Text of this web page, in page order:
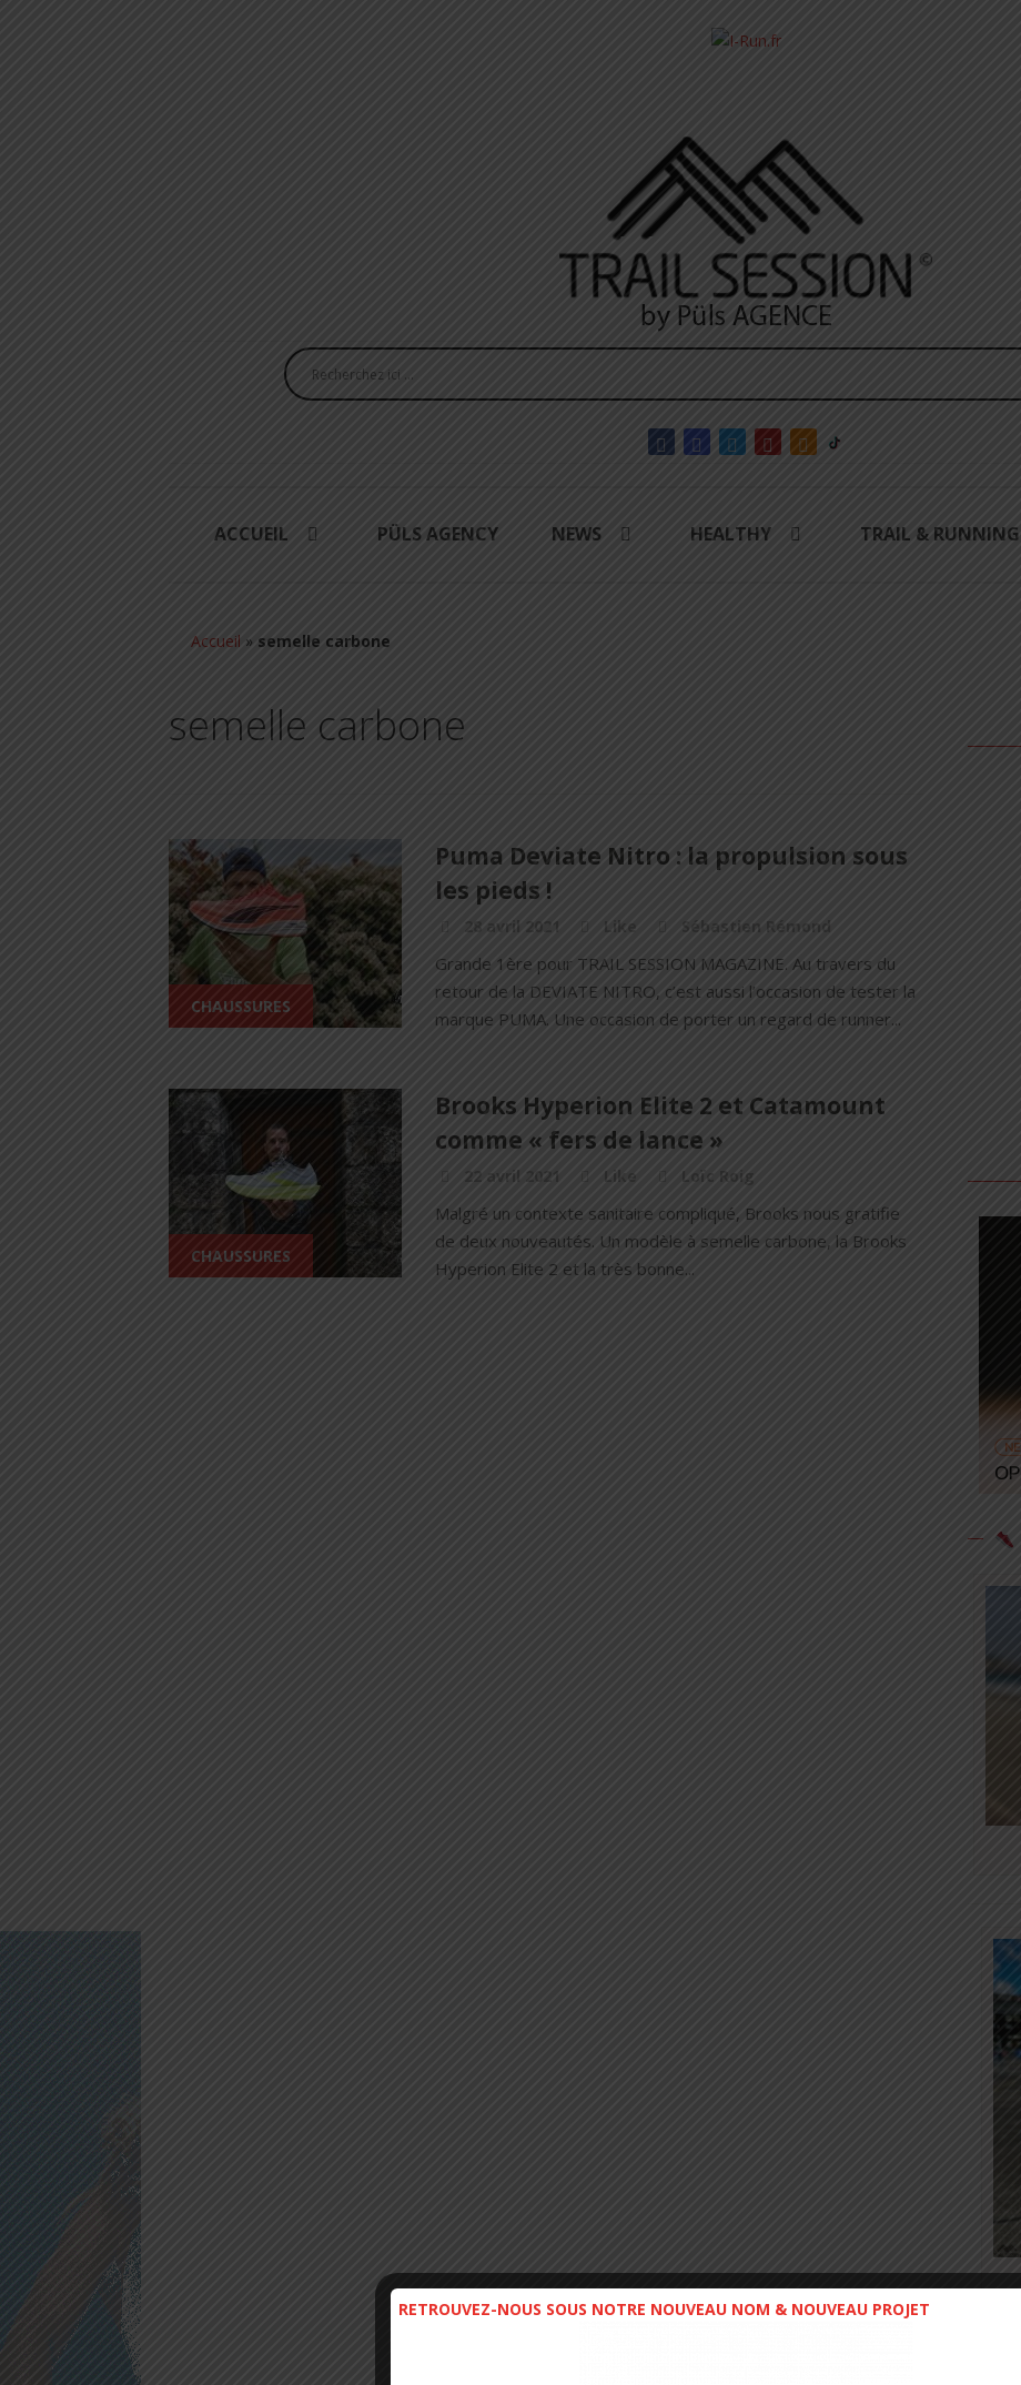
ACCUEIL PÜLS AGENCY NEWS HEALTHY TRAIL & RUNNING
Accueil » semelle carbone
semelle carbone
CHAUSSURES
Puma Deviate Nitro : la propulsion sous
les pieds !
28 avril 2021 Like Sébastien Rémond
Grande 1ère pour TRAIL SESSION MAGAZINE. Au travers du
retour de la DEVIATE NITRO, c’est aussi l’occasion de tester la
marque PUMA. Une occasion de porter un regard de runner...
CHAUSSURES
Brooks Hyperion Elite 2 et Catamount
comme « fers de lance »
22 avril 2021 Like Loïc Roig
Malgré un contexte sanitaire compliqué, Brooks nous gratifie
de deux nouveautés. Un modèle à semelle carbone, la Brooks
Hyperion Elite 2 et la très bonne...
RETROUVEZ-NOUS SOUS NOTRE NOUVEAU NOM & NOUVEAU PROJET